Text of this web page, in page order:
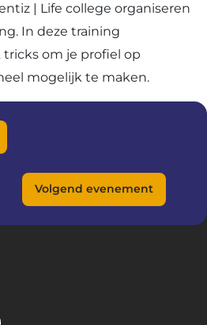
| Life college organiseren
In deze training
om je profiel op
mogelijk te maken.
Volgend evenement